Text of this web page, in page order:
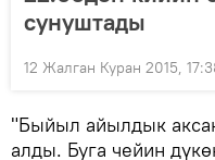
сунуштады
12 Жалган Куран 2015,
"Быйыл айылдык
алды. Буга чейин